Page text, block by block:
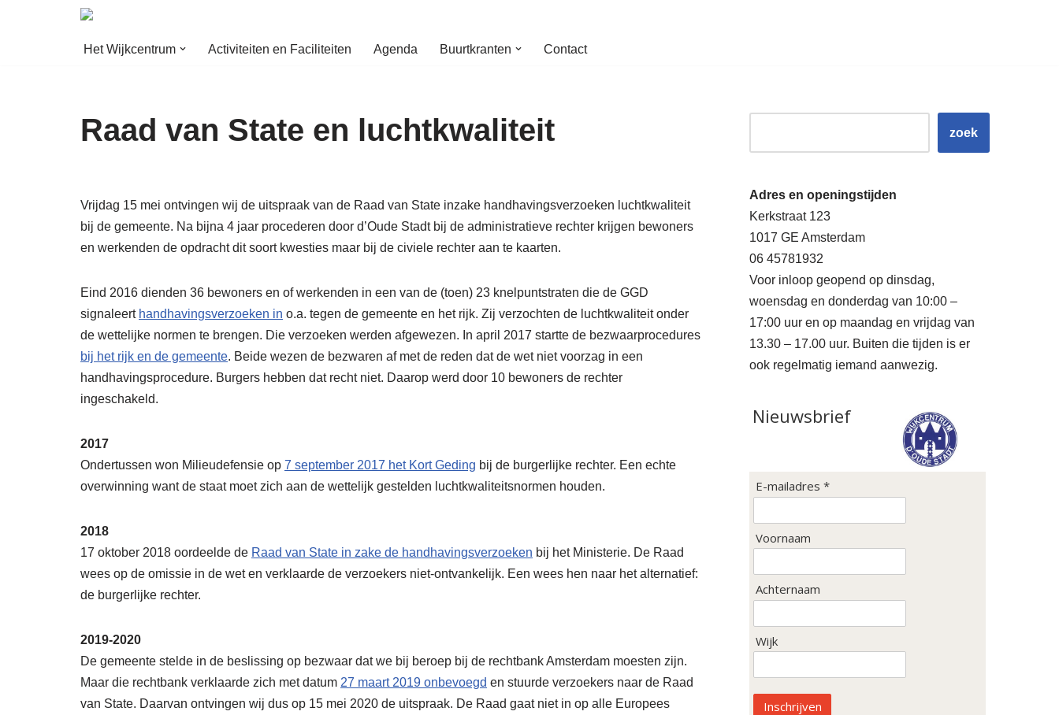
Het Wijkcentrum Activiteiten en Faciliteiten Agenda Buurtkranten Contact
Raad van State en luchtkwaliteit
Vrijdag 15 mei ontvingen wij de uitspraak van de Raad van State inzake handhavingsverzoeken luchtkwaliteit
bij de gemeente. Na bijna 4 jaar procederen door d’Oude Stadt bij de administratieve rechter krijgen bewoners
en werkenden de opdracht dit soort kwesties maar bij de civiele rechter aan te kaarten.
Eind 2016 dienden 36 bewoners en of werkenden in een van de (toen) 23 knelpuntstraten die de GGD
signaleert handhavingsverzoeken in o.a. tegen de gemeente en het rijk. Zij verzochten de luchtkwaliteit onder
de wettelijke normen te brengen. Die verzoeken werden afgewezen. In april 2017 startte de bezwaarprocedures
bij het rijk en de gemeente. Beide wezen de bezwaren af met de reden dat de wet niet voorzag in een
handhavingsprocedure. Burgers hebben dat recht niet. Daarop werd door 10 bewoners de rechter
ingeschakeld.
2017
Ondertussen won Milieudefensie op 7 september 2017 het Kort Geding bij de burgerlijke rechter. Een echte
overwinning want de staat moet zich aan de wettelijk gestelden luchtkwaliteitsnormen houden.
2018
17 oktober 2018 oordeelde de Raad van State in zake de handhavingsverzoeken bij het Ministerie. De Raad
wees op de omissie in de wet en verklaarde de verzoekers niet-ontvankelijk. Een wees hen naar het alternatief:
de burgerlijke rechter.
2019-2020
De gemeente stelde in de beslissing op bezwaar dat we bij beroep bij de rechtbank Amsterdam moesten zijn.
Maar die rechtbank verklaarde zich met datum 27 maart 2019 onbevoegd en stuurde verzoekers naar de Raad
van State. Daarvan ontvingen wij dus op 15 mei 2020 de uitspraak. De Raad gaat niet in op alle Europees
zoek
Adres en openingstijden
Kerkstraat 123
1017 GE Amsterdam
06 45781932
Voor inloop geopend op dinsdag,
woensdag en donderdag van 10:00 –
17:00 uur en op maandag en vrijdag van
13.30 – 17.00 uur. Buiten die tijden is er
ook regelmatig iemand aanwezig.
Nieuwsbrief
E-mailadres *
Voornaam
Achternaam
Wijk
Inschrijven